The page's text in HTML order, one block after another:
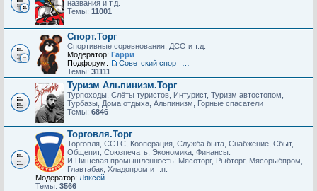
названия и т.д.
Темы: 11001
Спорт.Торг
Спортивные соревнования, ДСО и т.д.
Модератор: Гарри
Подфорум:
Темы: 31111
Туризм Альпинизм.Торг
Турпоходы, Слёты туристов, Интурист, Туризм автостопом,
Турбазы, Дома отдыха, Альпинизм, Горные спасатели
Темы: 6846
Торговля.Торг
Торговля, ССТС, Кооперация, Служба быта, Снабжение, Сбыт,
Общепит, Союзпечать, Экономика, Финансы.
И Пищевая промышленность: Мясоторг, Рыбторг, Мясорыбпром,
Главтабак, Хладопром и т.п.
Модератор: Ляксей
Темы: 3566